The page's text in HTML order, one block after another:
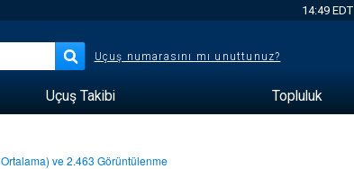
14:49 EDT
Uçuş numarasını mı unuttunuz?
Uçuş Takibi Topluluk
Ortalama) ve2.463 Görüntülenme